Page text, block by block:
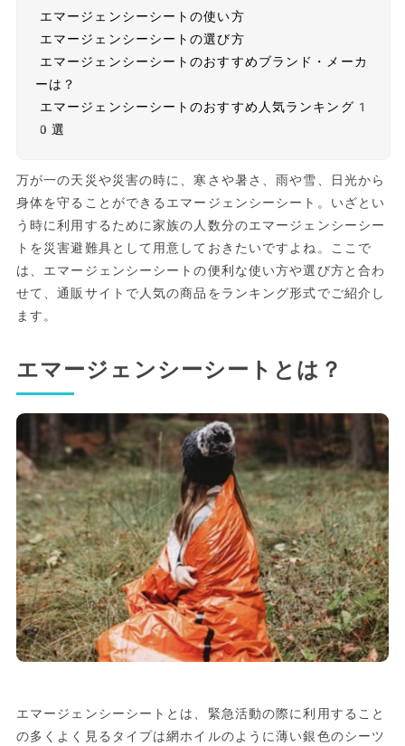
エマージェンシーシートの使い方
エマージェンシーシートの選び方
エマージェンシーシートのおすすめブランド・メーカ
ーは？
エマージェンシーシートのおすすめ人気ランキング1
0選
万が一の天災や災害の時に、寒さや暑さ、雨や雪、日光から
身体を守ることができるエマージェンシーシート。いざとい
う時に利用するために家族の人数分のエマージェンシーシー
トを災害避難具として用意しておきたいですよね。ここで
は、エマージェンシーシートの便利な使い方や選び方と合わ
せて、通販サイトで人気の商品をランキング形式でご紹介し
ます。
エマージェンシーシートとは？
エマージェンシーシートとは、緊急活動の際に利用すること
の多くよく見るタイプは網ホイルのように薄い銀色のシーツ